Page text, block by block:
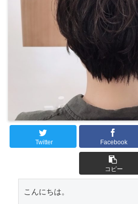
Twitter Facebook
コピー
こんにちは。